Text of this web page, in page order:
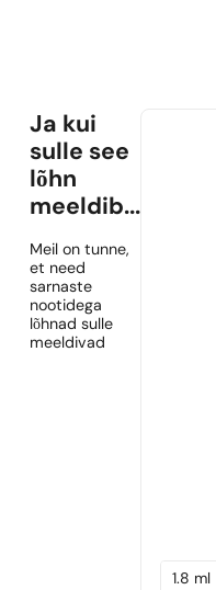
Ja kui
sulle see
lõhn
meeldib...
Meil on tunne,
et need
sarnaste
nootidega
lõhnad sulle
meeldivad
1.8 ml